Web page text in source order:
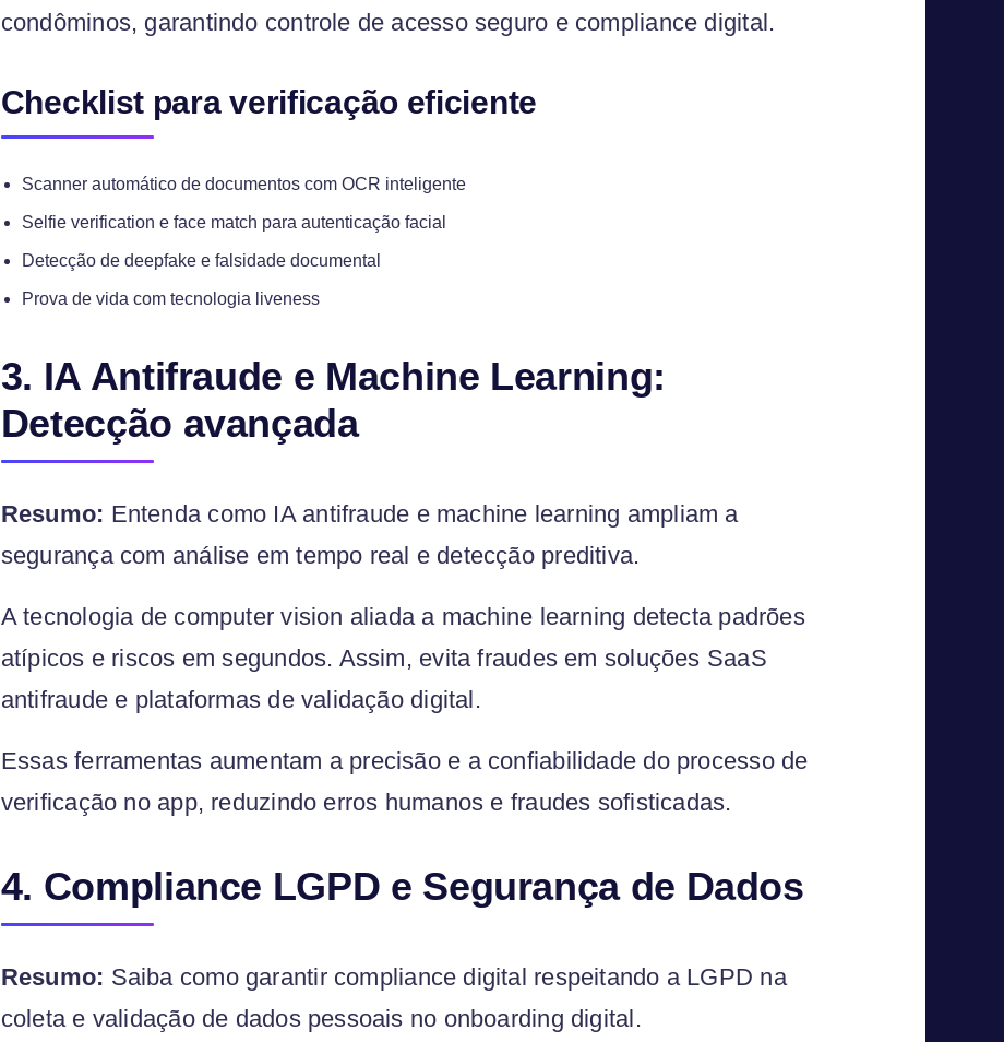
condôminos, garantindo controle de acesso seguro e compliance digital.
Checklist para verificação eficiente
Scanner automático de documentos com OCR inteligente
Selfie verification e face match para autenticação facial
Detecção de deepfake e falsidade documental
Prova de vida com tecnologia liveness
3. IA Antifraude e Machine Learning:
Detecção avançada
Resumo: Entenda como IA antifraude e machine learning ampliam a
segurança com análise em tempo real e detecção preditiva.
A tecnologia de computer vision aliada a machine learning detecta padrões
atípicos e riscos em segundos. Assim, evita fraudes em soluções SaaS
antifraude e plataformas de validação digital.
Essas ferramentas aumentam a precisão e a confiabilidade do processo de
verificação no app, reduzindo erros humanos e fraudes sofisticadas.
4. Compliance LGPD e Segurança de Dados
Resumo: Saiba como garantir compliance digital respeitando a LGPD na
coleta e validação de dados pessoais no onboarding digital.